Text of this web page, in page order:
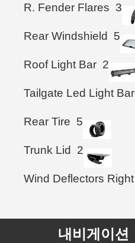
R. Fender Flares 3
Rear Windshield 5
Roof Light Bar 2
Tailgate Led Light Bar
Rear Tire 5
Trunk Lid 2
Wind Deflectors Right
내비게이션